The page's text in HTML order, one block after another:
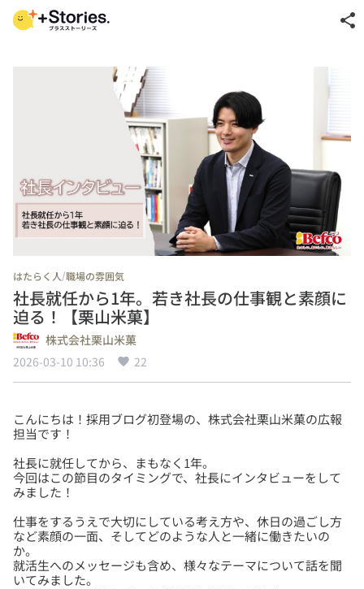
share
はたらく人/職場の雰囲気
社長就任から1年。若き社長の仕事観と素顔に
迫る！【栗山米菓】
株式会社栗山米菓
2026-03-10 10:36
22
こんにちは！採用ブログ初登場の、株式会社栗山米菓の広報
社長に就任してから、まもなく1年。
今回はこの節目のタイミングで、社長にインタビューをして
仕事をするうえで大切にしている考え方や、休日の過ごし方
など素顔の一面、そしてどのような人と一緒に働きたいの
か。
就活生へのメッセージも含め、様々なテーマについて話を聞
いてみました。